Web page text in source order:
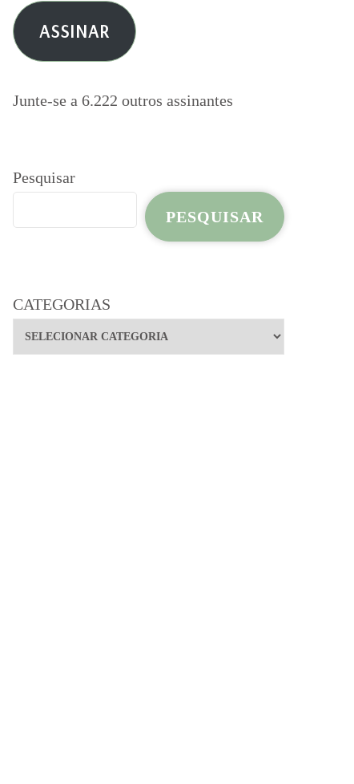
e-
mail ASSINAR
Junte-se a 6.222 outros assinantes
Pesquisar
PESQUISAR
CATEGORIAS